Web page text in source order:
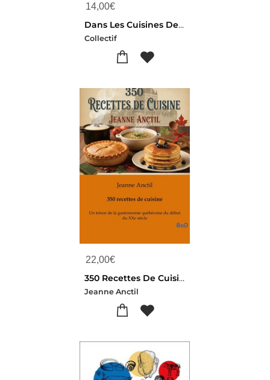
14,00€
Dans Les Cuisines De Versols-et-lapeyre En Aveyron : 100 Recettes D'ici Et D'ailleurs
Collectif
22,00€
350 Recettes De Cuisine : Un Tresor De La Gastronomie Quebecoise Du Debut Du Xxe Siecle
Jeanne Anctil